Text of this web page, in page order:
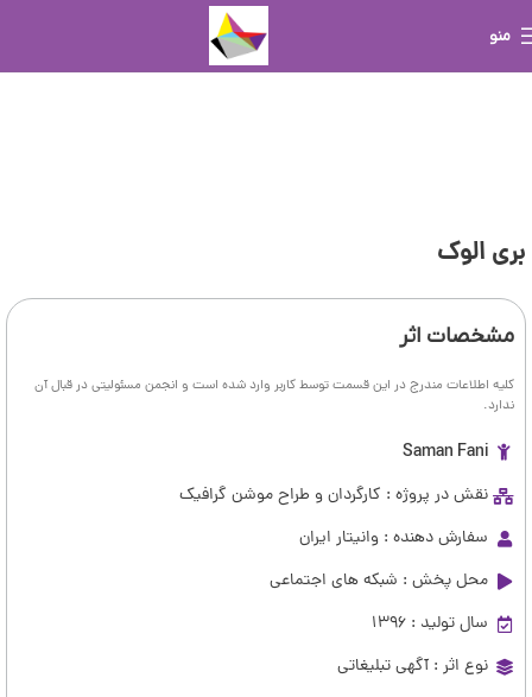
منو
بری الوک
مشخصات اثر
کلیه اطلاعات مندرج در این قسمت توسط کاربر وارد شده است و انجمن مسئولیتی در قبال آن
ندارد.
Saman Fani
نقش در پروژه : کارگردان و طراح موشن گرافیک
سفارش دهنده : وانیتار ایران
محل پخش : شبکه های اجتماعی
سال تولید : 1396
نوع اثر :آگهی تبلیغاتی